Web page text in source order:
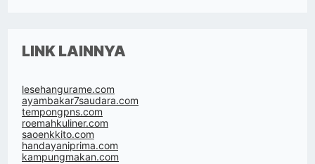
LINK LAINNYA
lesehangurame.com
ayambakar7saudara.com
tempongpns.com
roemahkuliner.com
saoenkkito.com
handayaniprima.com
kampungmakan.com